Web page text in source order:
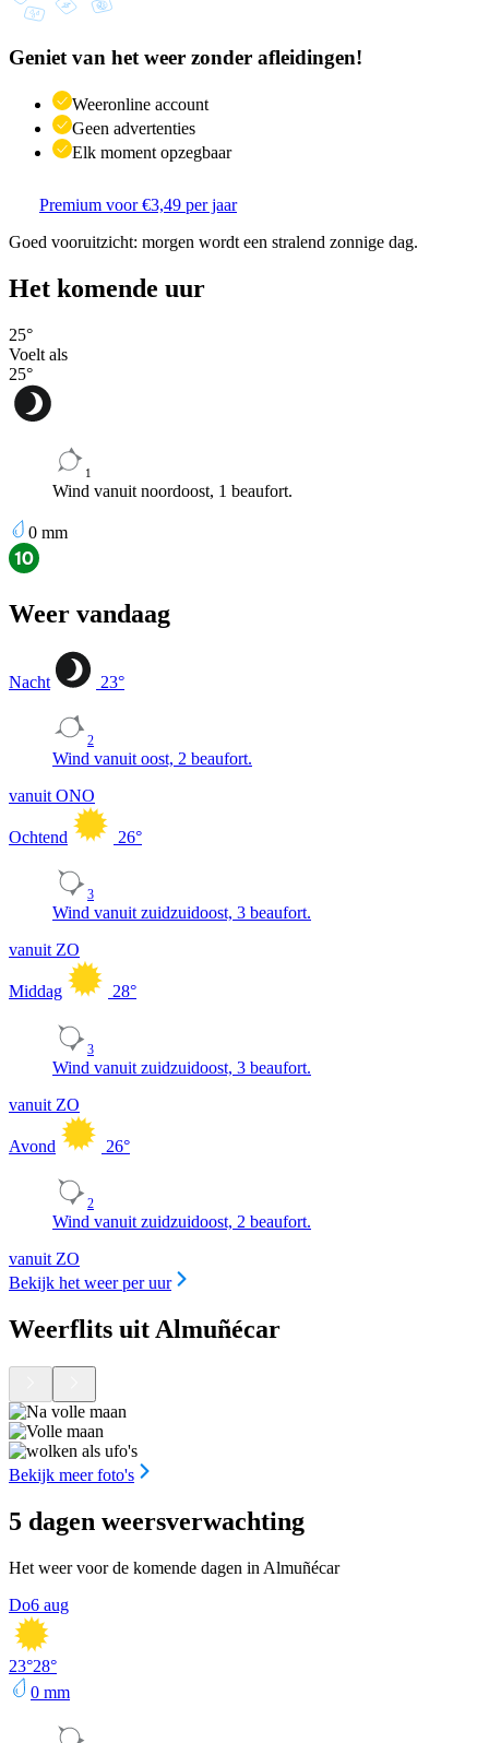
Geniet van het weer zonder afleidingen!
Weeronline account
Geen advertenties
Elk moment opzegbaar
Premium voor €3,49 per jaar
Goed vooruitzicht: morgen wordt een stralend zonnige dag.
Het komende uur
25°
Voelt als
25°
1
Wind vanuit noordoost, 1 beaufort.
0 mm
Weer vandaag
Nacht 23°
2
Wind vanuit oost, 2 beaufort.
vanuit ONO
Ochtend 26°
3
Wind vanuit zuidzuidoost, 3 beaufort.
vanuit ZO
Middag 28°
3
Wind vanuit zuidzuidoost, 3 beaufort.
vanuit ZO
Avond 26°
2
Wind vanuit zuidzuidoost, 2 beaufort.
vanuit ZO
Bekijk het weer per uur
Weerflits uit Almuñécar
Bekijk meer foto's
5 dagen weersverwachting
Het weer voor de komende dagen in Almuñécar
Do6 aug
23°28°
0 mm